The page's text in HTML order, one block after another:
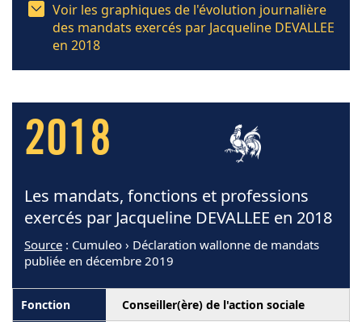
Voir les graphiques de l'évolution journalière
des mandats exercés par Jacqueline DEVALLEE
en 2018
2018
Les mandats, fonctions et professions
exercés par Jacqueline DEVALLEE en 2018
Source : Cumuleo › Déclaration wallonne de mandats
publiée en décembre 2019
Conseiller(ère) de l'action sociale